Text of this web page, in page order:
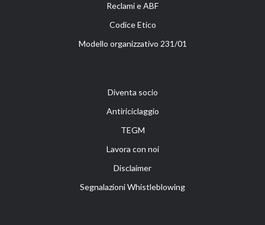
Reclami e ABF
Codice Etico
Modello organizzativo 231/01
Diventa socio
Antiriciclaggio
TEGM
Lavora con noi
Disclaimer
Segnalazioni Whistleblowing